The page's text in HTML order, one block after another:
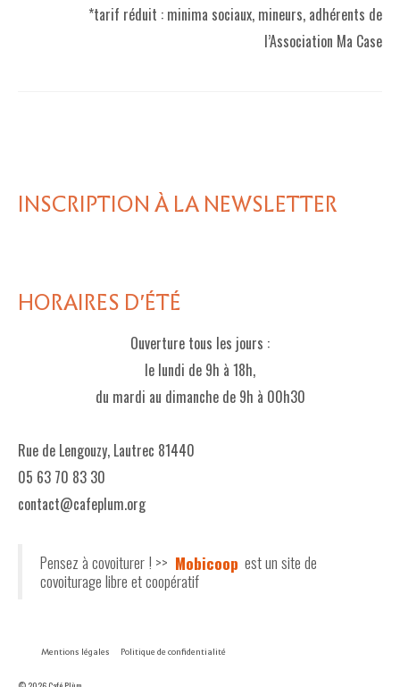
*tarif réduit : minima sociaux, mineurs, adhérents de
l’Association Ma Case
INSCRIPTION À LA NEWSLETTER
HORAIRES D'ÉTÉ
Ouverture tous les jours :
le lundi de 9h à 18h,
du mardi au dimanche de 9h à 00h30
Rue de Lengouzy, Lautrec 81440
05 63 70 83 30
contact@cafeplum.org
Pensez à covoiturer ! >> Mobicoop est un site de
covoiturage libre et coopératif
Mentions légales Politique de confidentialité